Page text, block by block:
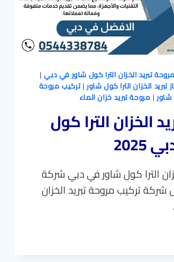
مروحة تبريد الخزان الترا كول شاور في دبي|
تبريد الخزان الترا كول شاور|تركيب مروحة
شاور| مروحة تبريد خزان الماء
الخزان الترا كول
الترا كول شاور في دبي شركة
شركة تركيب مروحة تبريد الخزان